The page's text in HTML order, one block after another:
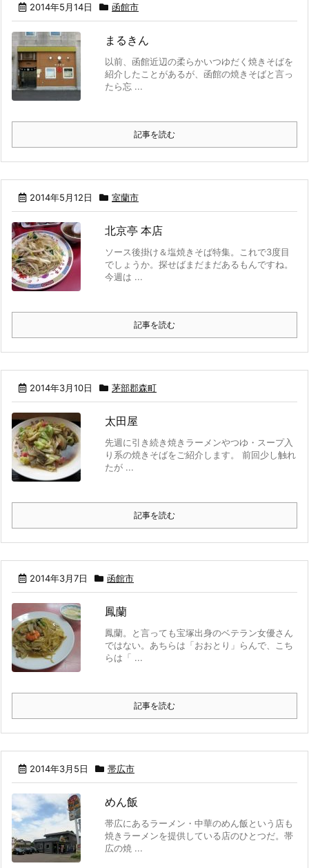
2014年5月14日 函館市
まるきん
以前、函館近辺の柔らかいつゆだく焼きそばを
紹介したことがあるが、函館の焼きそばと言っ
たら忘 ...
記事を読む
2014年5月12日 室蘭市
北京亭 本店
ソース後掛け＆塩焼きそば特集。これで3度目
でしょうか。探せばまだまだあるもんですね。
今週は ...
記事を読む
2014年3月10日 茅部郡森町
太田屋
先週に引き続き焼きラーメンやつゆ・スープ入
り系の焼きそばをご紹介します。 前回少し触れ
たが ...
記事を読む
2014年3月7日 函館市
鳳蘭
鳳蘭。と言っても宝塚出身のベテラン女優さん
ではない。あちらは「おおとり」らんで、こち
らは「 ...
記事を読む
2014年3月5日 帯広市
めん飯
帯広にあるラーメン・中華のめん飯という店も
焼きラーメンを提供している店のひとつだ。帯
広の焼 ...